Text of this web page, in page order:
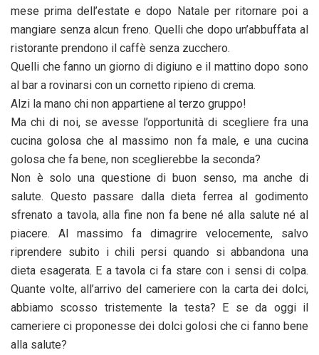
mese prima dell’estate e dopo Natale per ritornare poi a
mangiare senza alcun freno. Quelli che dopo un’abbuffata al
ristorante prendono il caffè senza zucchero.
Quelli che fanno un giorno di digiuno e il mattino dopo sono
al bar a rovinarsi con un cornetto ripieno di crema.
Alzi la mano chi non appartiene al terzo gruppo!
Ma chi di noi, se avesse l’opportunità di scegliere fra una
cucina golosa che al massimo non fa male, e una cucina
golosa che fa bene, non sceglierebbe la seconda?
Non è solo una questione di buon senso, ma anche di
salute. Questo passare dalla dieta ferrea al godimento
sfrenato a tavola, alla fine non fa bene né alla salute né al
piacere. Al massimo fa dimagrire velocemente, salvo
riprendere subito i chili persi quando si abbandona una
dieta esagerata. E a tavola ci fa stare con i sensi di colpa.
Quante volte, all’arrivo del cameriere con la carta dei dolci,
abbiamo scosso tristemente la testa? E se da oggi il
cameriere ci proponesse dei dolci golosi che ci fanno bene
alla salute?